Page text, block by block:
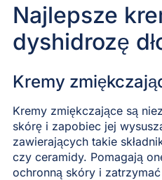
Najlepsze
dyshidrozę
Kremy
Kremy zmiękczające są
skórę i zapobiec jej
zawierających takie
czy ceramidy. Pomagają
ochronną skóry i